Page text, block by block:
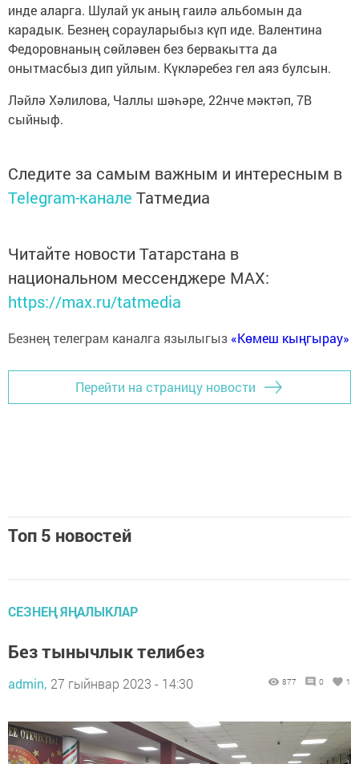
инде аларга. Шулай ук аның гаилә альбомын да
карадык. Безнең сорауларыбыз күп иде. Валентина
Федоровнаның сөйләвен без бервакытта да
онытмасбыз дип уйлым. Күкләребез гел аяз булсын.
Ләйлә Хәлилова, Чаллы шәһәре, 22нче мәктәп, 7В
сыйныф.
Следите за самым важным и интересным в
Telegram-канале Татмедиа
Читайте новости Татарстана в
национальном мессенджере MАХ:
https://max.ru/tatmedia
Безнең телеграм каналга язылыгыз «Көмеш кыңгырау»
Перейти на страницу новости
Топ 5 новостей
СЕЗНЕҢ ЯҢАЛЫКЛАР
Без тынычлык телибез
admin, 27 гыйнвар 2023 - 14:30 877 0 1